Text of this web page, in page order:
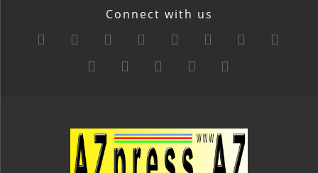
Connect with us